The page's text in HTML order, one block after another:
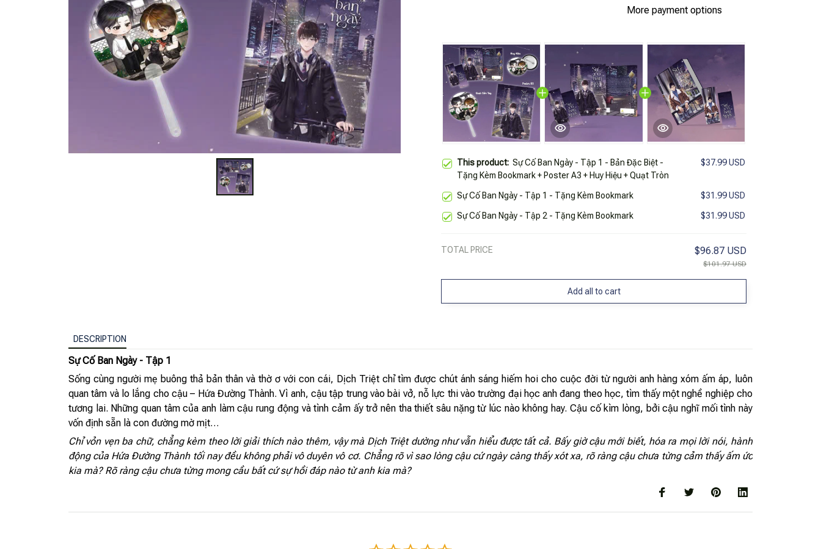
More payment options
This product: Sự Cố Ban Ngày - Tập 1 - Bản Đặc Biệt -
Tặng Kèm Bookmark + Poster A3 + Huy Hiệu + Quạt Tròn
$37.99 USD
Sự Cố Ban Ngày - Tập 1 - Tặng Kèm Bookmark $31.99 USD
Sự Cố Ban Ngày - Tập 2 - Tặng Kèm Bookmark $31.99 USD
TOTAL PRICE $96.87 USD
$101.97 USD
Add all to cart
DESCRIPTION
Sự Cố Ban Ngày - Tập 1
Sống cùng người mẹ buông thả bản thân và thờ ơ với con cái, Dịch Triệt chỉ tìm được chút ánh sáng hiếm hoi cho cuộc đời từ người anh hàng xóm ấm áp, luôn
quan tâm và lo lắng cho cậu – Hứa Đường Thành. Vì anh, cậu tập trung vào bài vở, nỗ lực thi vào trường đại học anh đang theo học, tìm thấy một nghề nghiệp cho
tương lai. Những quan tâm của anh làm cậu rung động và tình cảm ấy trở nên tha thiết sâu nặng từ lúc nào không hay. Cậu cố kìm lòng, bởi cậu nghĩ mối tình này
vốn định sẵn là con đường mờ mịt…
Chỉ vỏn vẹn ba chữ, chẳng kèm theo lời giải thích nào thêm, vậy mà Dịch Triệt dường như vẫn hiểu được tất cả. Bấy giờ cậu mới biết, hóa ra mọi lời nói, hành
động của Hứa Đường Thành tối nay đều không phải vô duyên vô cơ. Chẳng rõ vì sao lòng cậu cứ ngày càng thấy xót xa, rõ ràng cậu chưa từng cảm thấy ấm ức
kia mà? Rõ ràng cậu chưa từng mong cầu bất cứ sự hồi đáp nào từ anh kia mà?